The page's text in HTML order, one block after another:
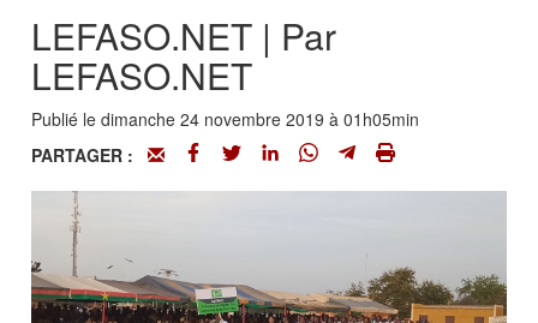
LEFASO.NET | Par
LEFASO.NET
Publié le dimanche 24 novembre 2019 à 01h05min
PARTAGER :